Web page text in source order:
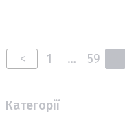
< 1 … 59
Категорії